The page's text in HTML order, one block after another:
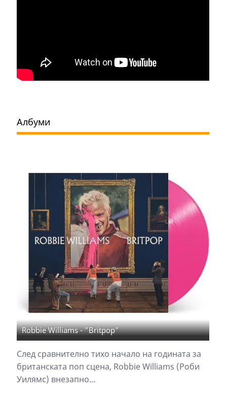
Албуми
Robbie Williams - "Britpop"
След сравнително тихо начало на годината за
британската поп сцена, Robbie Williams (Роби
Уилямс) внезапно...